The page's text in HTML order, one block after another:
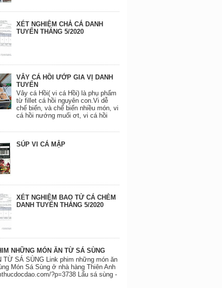
XÉT NGHIỆM CHẢ CÁ DANH
TUYẾN THÁNG 5/2020
VÂY CÁ HỒI ƯỚP GIA VỊ DANH
TUYẾN
Vây cá Hồi( vi cá Hồi) là phụ phẩm
từ fillet cá hồi nguyên con.Vi dễ
chế biến, và chế biến nhiều món, vi
cá hồi nướng muối ơt, vi cá hồi
SÚP VI CÁ MẬP
XÉT NGHIỆM BAO TỬ CÁ CHẺM
DANH TUYẾN THÁNG 5/2020
NHỮNG MÓN ĂN TỪ SÁ SÙNG
TỪ SÁ SÙNG Link phim những món ăn
Món Sá Sùng ở nhà hàng Thiên Anh
?p=3738 Lẩu sá sùng -